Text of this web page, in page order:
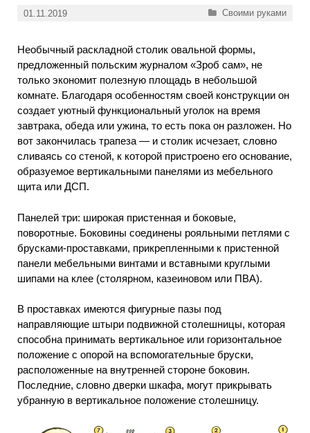
01.11.2019 Рубрики
Своими руками
Необычный раскладной столик овальной формы,
предложенный польским журналом «Зроб сам», не
только экономит полезную площадь в небольшой
комнате. Благодаря особенностям своей конструкции он
создает уютный функциональный уголок на время
завтрака, обеда или ужина, то есть пока он разложен. Но
вот закончилась трапеза — и столик исчезает, словно
сливаясь со стеной, к которой пристроено его основание,
образуемое вертикальными панелями из мебельного
щита или ДСП.
Панелей три: широкая пристенная и боковые,
поворотные. Боковины соединены рояльными петлями с
брусками-проставками, прикрепленными к пристенной
панели мебельными винтами и вставными круглыми
шипами на клее (столярном, казеиновом или ПВА).
В проставках имеются фигурные пазы под
направляющие штыри подвижной столешницы, которая
способна принимать вертикальное или горизонтальное
положение с опорой на вспомогательные бруски,
расположенные на внутренней стороне боковин.
Последние, словно дверки шкафа, могут прикрывать
убранную в вертикальное положение столешницу.